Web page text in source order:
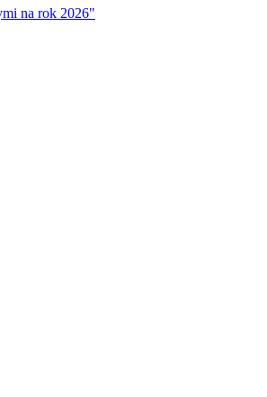
na rok 2026"